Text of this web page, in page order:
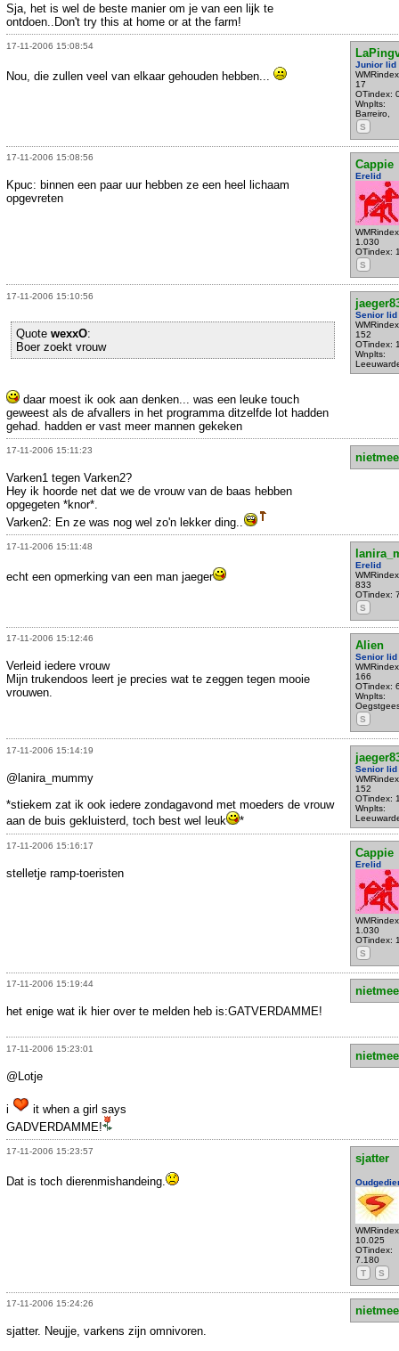
Sja, het is wel de beste manier om je van een lijk te
ontdoen..Don't try this at home or at the farm!
17-11-2006 15:08:54
Junior lid
17
OTindex:
Wnplts:
Barreiro,
S
Nou, die zullen veel van elkaar gehouden hebben...
17-11-2006 15:08:56
Cappie
Erelid
1.030
OTindex:
S
Kpuc: binnen een paar uur hebben ze een heel lichaam
opgevreten
17-11-2006 15:10:56
Senior lid
152
OTindex:
Wnplts:
Quote wexxO:
Boer zoekt vrouw
daar moest ik ook aan denken... was een leuke touch
geweest als de afvallers in het programma ditzelfde lot hadden
gehad. hadden er vast meer mannen gekeken
17-11-2006 15:11:23
Varken1 tegen Varken2?
Hey ik hoorde net dat we de vrouw van de baas hebben
opgegeten *knor*.
Varken2: En ze was nog wel zo'n lekker ding..
17-11-2006 15:11:48
Erelid
833
OTindex:
S
echt een opmerking van een man jaeger
17-11-2006 15:12:46
Alien
Senior lid
166
OTindex:
Wnplts:
S
Verleid iedere vrouw
Mijn trukendoos leert je precies wat te zeggen tegen mooie
vrouwen.
17-11-2006 15:14:19
Senior lid
152
OTindex:
Wnplts:
@lanira_mummy
*stiekem zat ik ook iedere zondagavond met moeders de vrouw
aan de buis gekluisterd, toch best wel leuk
*
17-11-2006 15:16:17
Cappie
Erelid
1.030
OTindex:
S
stelletje ramp-toeristen
17-11-2006 15:19:44
het enige wat ik hier over te melden heb is:GATVERDAMME!
17-11-2006 15:23:01
@Lotje
i
it when a girl says
GADVERDAMME!
17-11-2006 15:23:57
sjatter
10.025
OTindex:
7.180
T
S
Dat is toch dierenmishandeing.
17-11-2006 15:24:26
sjatter. Neujje, varkens zijn omnivoren.